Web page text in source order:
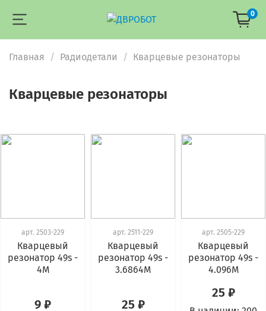
0
Главная Радиодетали Кварцевые резонаторы
Кварцевые резонаторы
арт. 2503-229
Кварцевый
резонатор 49s -
4М
9 ₽
арт. 2511-229
Кварцевый
резонатор 49s -
3.6864М
25 ₽
арт. 2505-229
Кварцевый
резонатор 49s -
4.096М
25 ₽